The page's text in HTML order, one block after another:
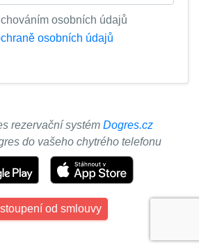
osobních údajů
osobních údajů
rezervační systém Dogres.cz
do vašeho chytrého telefonu
od smlouvy